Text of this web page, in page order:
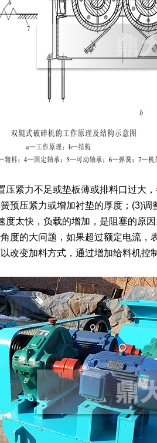
紧力不足或垫板薄或排料口过大，
预压紧力或增加衬垫的厚度；(3)调
太快，负载的增加，是阻塞的原因
度的大问题，如果超过额定电流，
改变加料方式，通过增加给料机控